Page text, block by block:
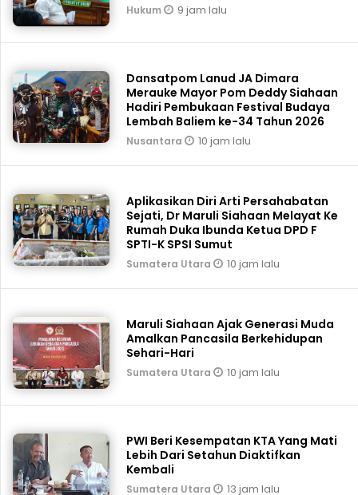
Hukum 9 jam lalu
Dansatpom Lanud JA Dimara
Merauke Mayor Pom Deddy Siahaan
Hadiri Pembukaan Festival Budaya
Lembah Baliem ke-34 Tahun 2026
Nusantara 10 jam lalu
Aplikasikan Diri Arti Persahabatan
Sejati, Dr Maruli Siahaan Melayat Ke
Rumah Duka Ibunda Ketua DPD F
SPTI-K SPSI Sumut
Sumatera Utara 10 jam lalu
Maruli Siahaan Ajak Generasi Muda
Amalkan Pancasila Berkehidupan
Sehari-Hari
Sumatera Utara 10 jam lalu
PWI Beri Kesempatan KTA Yang Mati
Lebih Dari Setahun Diaktifkan
Kembali
Sumatera Utara 13 jam lalu